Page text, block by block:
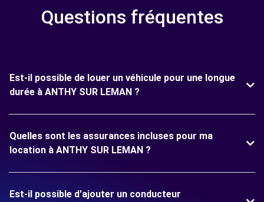
Questions fréquentes
Est-il possible de louer un véhicule pour une longue
durée à ANTHY SUR LEMAN ?
Quelles sont les assurances incluses pour ma
location à ANTHY SUR LEMAN ?
Est-il possible d'ajouter un conducteur